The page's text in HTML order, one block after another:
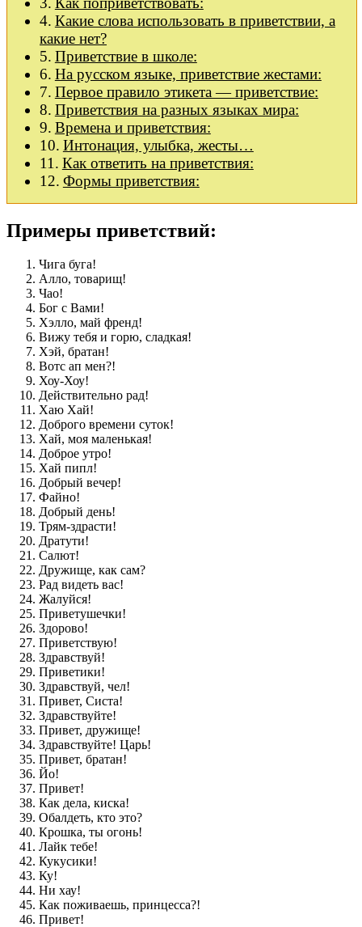
Какие слова использовать в приветствии, а
какие нет?
Приветствие в школе:
На русском языке, приветствие жестами:
Первое правило этикета — приветствие:
Приветствия на разных языках мира:
Времена и приветствия:
Интонация, улыбка, жесты…
Как ответить на приветствия:
Формы приветствия:
Примеры приветствий:
Чига буга!
Алло, товарищ!
Чао!
Бог с Вами!
Хэлло, май френд!
Вижу тебя и горю, сладкая!
Хэй, братан!
Вотс ап мен?!
Хоу-Хоу!
Действительно рад!
Хаю Хай!
Доброго времени суток!
Хай, моя маленькая!
Доброе утро!
Хай пипл!
Добрый вечер!
Файно!
Добрый день!
Трям-здрасти!
Дратути!
Салют!
Дружище, как сам?
Рад видеть вас!
Жалуйся!
Приветушечки!
Здорово!
Приветствую!
Здравствуй!
Приветики!
Здравствуй, чел!
Привет, Систа!
Здравствуйте!
Привет, дружище!
Здравствуйте! Царь!
Привет, братан!
Йо!
Привет!
Как дела, киска!
Обалдеть, кто это?
Крошка, ты огонь!
Лайк тебе!
Кукусики!
Ку!
Ни хау!
Как поживаешь, принцесса?!
Привет!